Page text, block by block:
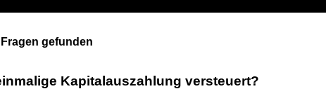
gefunden
Kapitalauszahlung versteuert?